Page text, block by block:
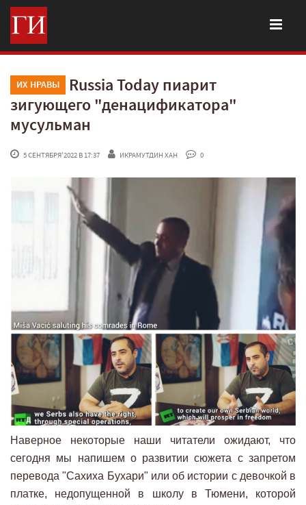
ИХ НРАВЫ
Russia Today пиарит
зигующего "денацификатора"
мусульман
5 СЕНТЯБРЯ'2022 В 17:37 ИКРАМУТДИН ХАН 0
Наверное некоторые наши читатели ожидают, что
сегодня мы напишем о развитии сюжета с запретом
перевода "Сахиха Бухари" или об истории с девочкой в
платке, недопущенной в школу в Тюмени, которой